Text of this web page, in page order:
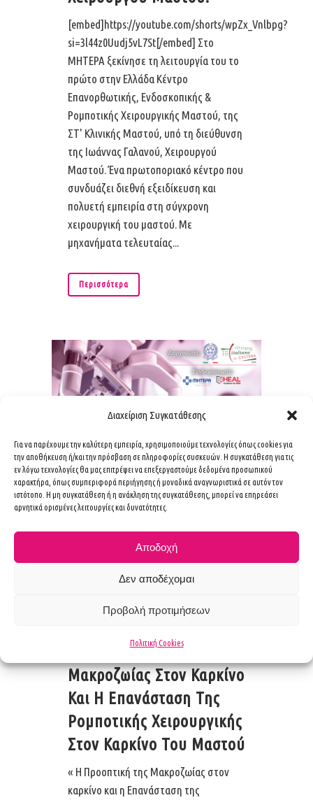
Διαχείριση Συγκατάθεσης
Για να παρέχουμε την καλύτερη εμπειρία, χρησιμοποιούμε τεχνολογίες όπως cookies για
την αποθήκευση ή/και την πρόσβαση σε πληροφορίες συσκευών. Η συγκατάθεση για τις
εν λόγω τεχνολογίες θα μας επιτρέψει να επεξεργαστούμε δεδομένα προσωπικού
χαρακτήρα, όπως συμπεριφορά περιήγησης ή μοναδικά αναγνωριστικά σε αυτόν τον
ιστότοπο. Η μη συγκατάθεση ή η ανάκληση της συγκατάθεσης, μπορεί να επηρεάσει
αρνητικά ορισμένες λειτουργίες και δυνατότητες.
Αποδοχή
Δεν αποδέχομαι
Προβολή προτιμήσεων
Πολιτική Cookies
[embed]https://youtube.com/shorts/wpZx_Vnlbpg?
si=3l44z0Uudj5vL7St[/embed] Στο
ΜΗΤΕΡΑ ξεκίνησε τη λειτουργία του το
πρώτο στην Ελλάδα Κέντρο
Επανορθωτικής, Ενδοσκοπικής &
Ρομποτικής Χειρουργικής Μαστού, της
ΣΤ' Κλινικής Μαστού, υπό τη διεύθυνση
της Ιωάννας Γαλανού, Χειρουργού
Μαστού. Ένα πρωτοποριακό κέντρο που
συνδυάζει διεθνή εξειδίκευση και
πολυετή εμπειρία στη σύγχρονη
χειρουργική του μαστού. Με
μηχανήματα τελευταίας...
Περισσότερα
Η Προοπτική Της
Μακροζωίας Στον Καρκίνο
Και Η Επανάσταση Της
Ρομποτικής Χειρουργικής
Στον Καρκίνο Του Μαστού
« Η Προοπτική της Μακροζωίας στον
καρκίνο και η Επανάσταση της